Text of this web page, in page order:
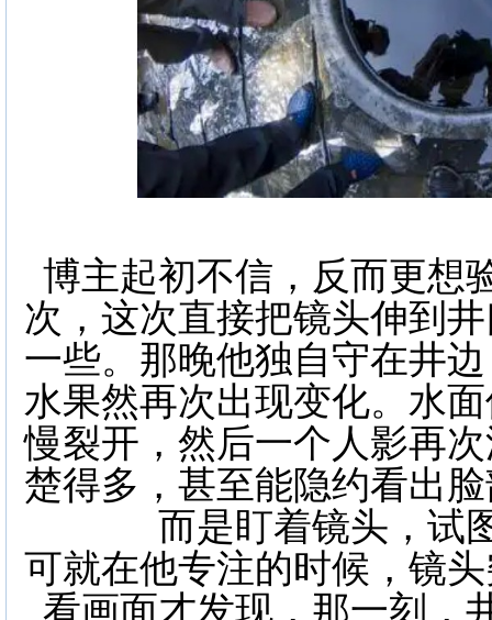
博主起初不信，反而更想
次，这次直接把镜头伸到
一些。那晚他独自守在井
水果然再次出现变化。水
慢裂开，然后一个人影再
楚得多，甚至能隐约看出
而是盯着镜头，试
可就在他专注的时候，镜
看画面才发现，那一刻，